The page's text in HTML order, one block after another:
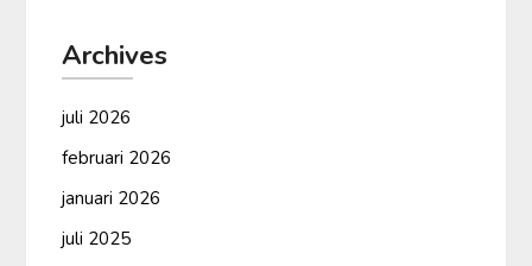
Archives
juli 2026
februari 2026
januari 2026
juli 2025